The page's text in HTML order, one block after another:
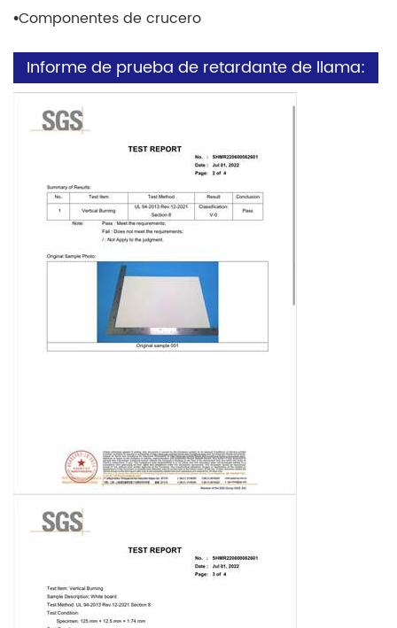
•Componentes de crucero
Informe de prueba de retardante de llama: